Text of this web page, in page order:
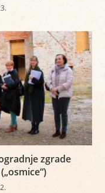
zgrade